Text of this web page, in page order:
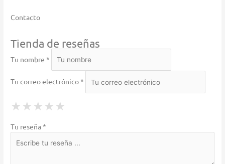
Contacto
Tienda de reseñas
Tu nombre *
Tu correo electrónico *
★ 1 Star
★ ★ 2 Stars
★ ★ ★ 3 Stars
★ ★ ★ ★ 4 Stars
★ ★ ★ ★ ★
Tu reseña *